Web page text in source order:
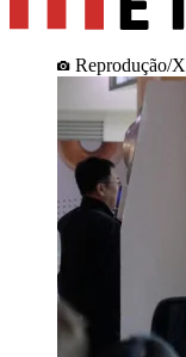
Reprodução/X